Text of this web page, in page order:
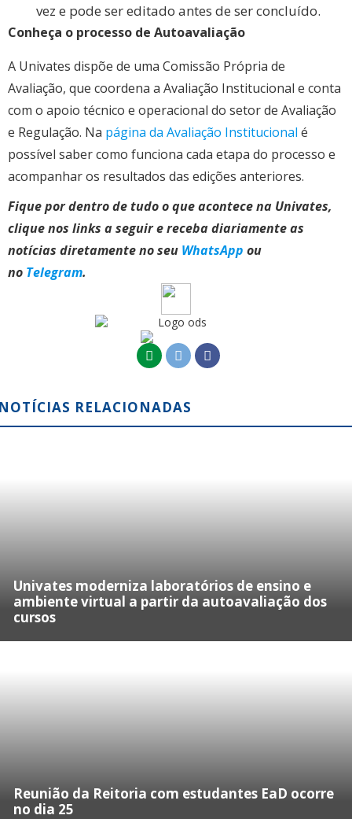
vez e pode ser editado antes de ser concluído.
Conheça o processo de Autoavaliação
A Univates dispõe de uma Comissão Própria de
Avaliação, que coordena a Avaliação Institucional e conta
com o apoio técnico e operacional do setor de Avaliação
e Regulação. Na página da Avaliação Institucional é
possível saber como funciona cada etapa do processo e
acompanhar os resultados das edições anteriores.
Fique por dentro de tudo o que acontece na Univates,
clique nos links a seguir e receba diariamente as
notícias diretamente no seu WhatsApp ou
no Telegram.
RELACIONADAS
Univates moderniza laboratórios de ensino e
ambiente virtual a partir da autoavaliação dos
cursos
Reunião da Reitoria com estudantes EaD ocorre
no dia 25